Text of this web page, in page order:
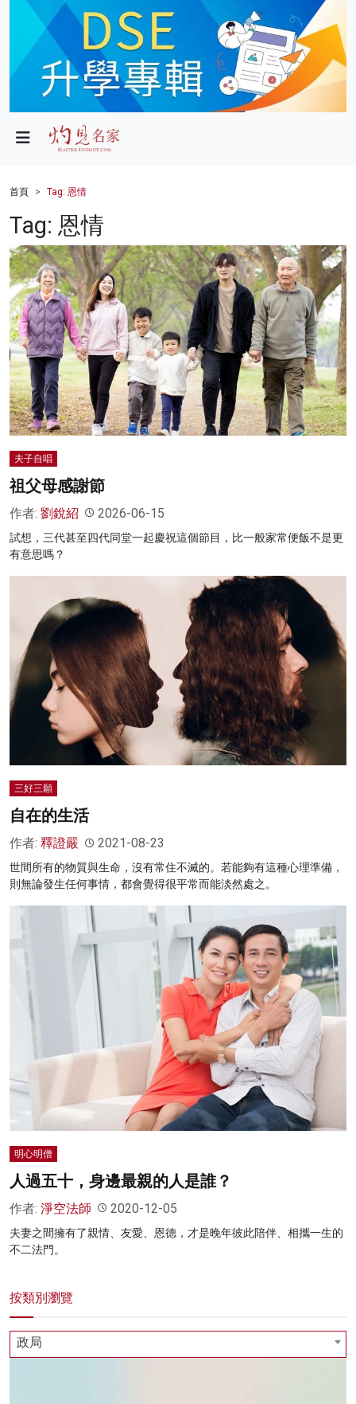
政局
財經
健康
商業
科技
影片
名家榜
灼見活動
首頁 Tag: 恩情
Tag: 恩情
夫子自唱
祖父母感謝節
作者: 劉銳紹 2026-06-15
試想，三代甚至四代同堂一起慶祝這個節目，比一般家常便飯不是更
有意思嗎？
三好三願
自在的生活
作者: 釋證嚴 2021-08-23
世間所有的物質與生命，沒有常住不滅的。若能夠有這種心理準備，
則無論發生任何事情，都會覺得很平常而能淡然處之。
明心明僧
人過五十，身邊最親的人是誰？
作者: 淨空法師 2020-12-05
夫妻之間擁有了親情、友愛、恩德，才是晚年彼此陪伴、相攜一生的
不二法門。
按類別瀏覽
政局